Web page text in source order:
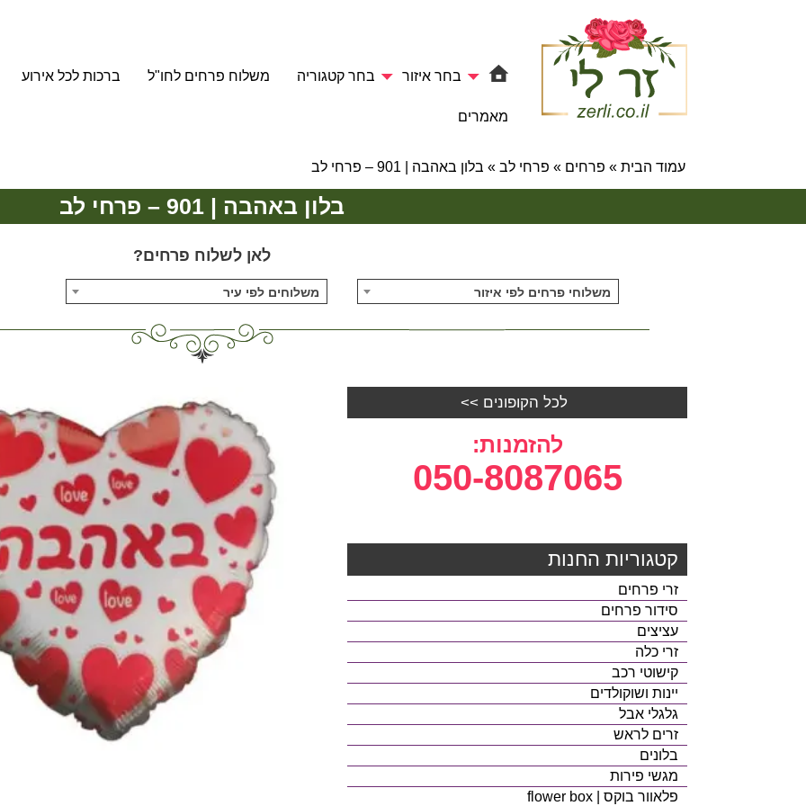
בחר איזור בחר קטגוריה משלוח פרחים לחו"ל ברכות לכל אירוע
מאמרים
עמוד הבית » פרחים » פרחי לב » בלון באהבה | 901 – פרחי לב
בלון באהבה | 901 – פרחי לב
לאן לשלוח פרחים?
משלוחי פרחים לפי איזור משלוחים לפי עיר
לכל הקופונים >>
להזמנות:
050-8087065
קטגוריות החנות
זרי פרחים
סידור פרחים
עציצים
זרי כלה
קישוטי רכב
יינות ושוקולדים
גלגלי אבל
זרים לראש
בלונים
מגשי פירות
פלאוור בוקס | flower box